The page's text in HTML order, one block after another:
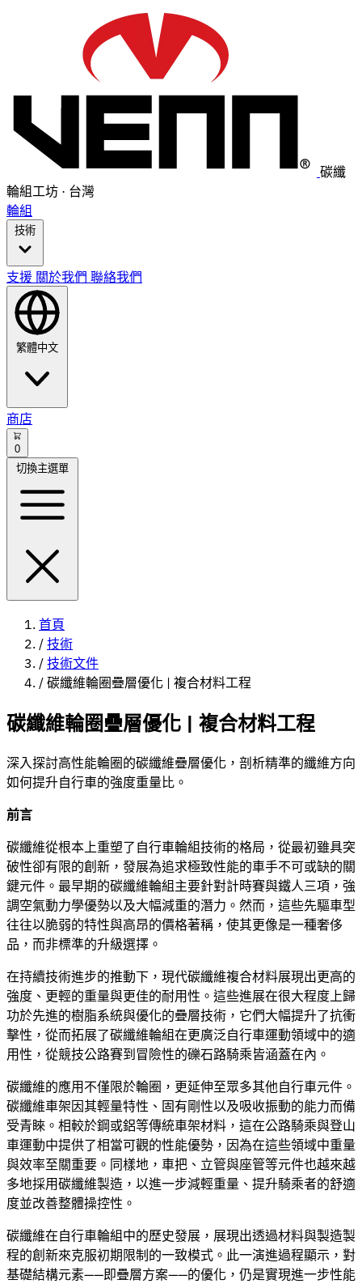
碳纖
輪組工坊 · 台灣
輪組
技術
支援 關於我們 聯絡我們
商店
0
切換主選單
首頁
/ 技術
/ 技術文件
/ 碳纖維輪圈疊層優化 | 複合材料工程
碳纖維輪圈疊層優化 | 複合材料工程
深入探討高性能輪圈的碳纖維疊層優化，剖析精準的纖維方向
如何提升自行車的強度重量比。
前言
碳纖維從根本上重塑了自行車輪組技術的格局，從最初雖具突
破性卻有限的創新，發展為追求極致性能的車手不可或缺的關
鍵元件。最早期的碳纖維輪組主要針對計時賽與鐵人三項，強
調空氣動力學優勢以及大幅減重的潛力。然而，這些先驅車型
往往以脆弱的特性與高昂的價格著稱，使其更像是一種奢侈
品，而非標準的升級選擇。
在持續技術進步的推動下，現代碳纖維複合材料展現出更高的
強度、更輕的重量與更佳的耐用性。這些進展在很大程度上歸
功於先進的樹脂系統與優化的疊層技術，它們大幅提升了抗衝
擊性，從而拓展了碳纖維輪組在更廣泛自行車運動領域中的適
用性，從競技公路賽到冒險性的礫石路騎乘皆涵蓋在內。
碳纖維的應用不僅限於輪圈，更延伸至眾多其他自行車元件。
碳纖維車架因其輕量特性、固有剛性以及吸收振動的能力而備
受青睞。相較於鋼或鋁等傳統車架材料，這在公路騎乘與登山
車運動中提供了相當可觀的性能優勢，因為在這些領域中重量
與效率至關重要。同樣地，車把、立管與座管等元件也越來越
多地採用碳纖維製造，以進一步減輕重量、提升騎乘者的舒適
度並改善整體操控性。
碳纖維在自行車輪組中的歷史發展，展現出透過材料與製造製
程的創新來克服初期限制的一致模式。此一演進過程顯示，對
基礎結構元素——即疊層方案——的優化，仍是實現進一步性能